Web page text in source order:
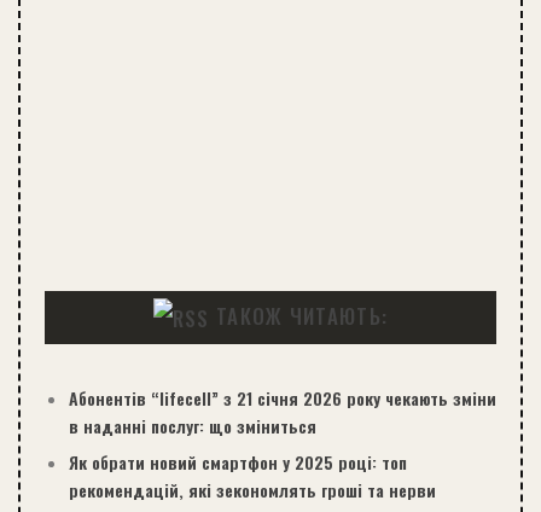
ТАКОЖ ЧИТАЮТЬ:
Абонентів “lifecell” з 21 січня 2026 року чекають зміни
в наданні послуг: що зміниться
Як обрати новий смартфон у 2025 році: топ
рекомендацій, які зекономлять гроші та нерви